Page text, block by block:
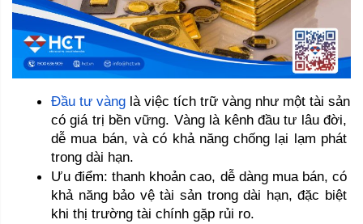
Đầu tư vàng là việc tích trữ vàng như một tài sản
có giá trị bền vững. Vàng là kênh đầu tư lâu đời,
dễ mua bán, và có khả năng chống lại lạm phát
trong dài hạn.
Ưu điểm: thanh khoản cao, dễ dàng mua bán, có
khả năng bảo vệ tài sản trong dài hạn, đặc biệt
khi thị trường tài chính gặp rủi ro.